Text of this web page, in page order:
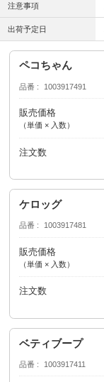
注意事項
出荷予定日
ペコちゃん
品番 1003917491
販売価格
（単価 × 入数）
注文数
ケロッグ
品番 1003917481
販売価格
（単価 × 入数）
注文数
ベティブープ
品番 1003917411